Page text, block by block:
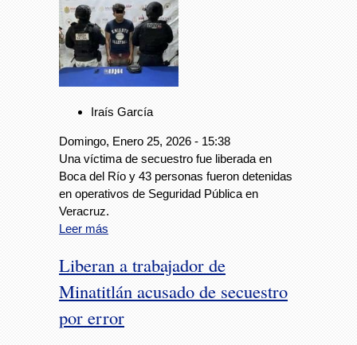
Iraís García
Domingo, Enero 25, 2026 - 15:38
Una víctima de secuestro fue liberada en
Boca del Río y 43 personas fueron detenidas
en operativos de Seguridad Pública en
Veracruz.
Leer más
Liberan a trabajador de
Minatitlán acusado de secuestro
por error